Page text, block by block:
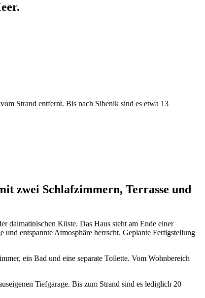
Strand entfernt. Bis nach Sibenik sind es etwa 13
zwei Schlafzimmern, Terrasse und
dalmatinischen Küste. Das Haus steht am Ende einer
entspannte Atmosphäre herrscht. Geplante Fertigstellung
ein Bad und eine separate Toilette. Vom Wohnbereich
Tiefgarage. Bis zum Strand sind es lediglich 20